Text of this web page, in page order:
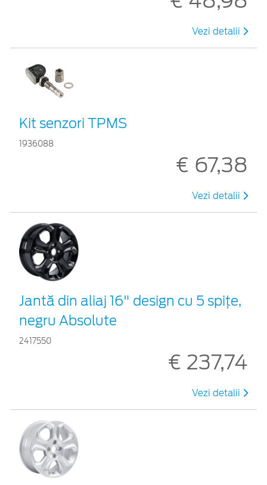
Vezi detalii
Kit senzori TPMS
1936088
€ 67,38
Vezi detalii
Jantă din aliaj 16" design cu 5 spițe,
negru Absolute
2417550
€ 237,74
Vezi detalii